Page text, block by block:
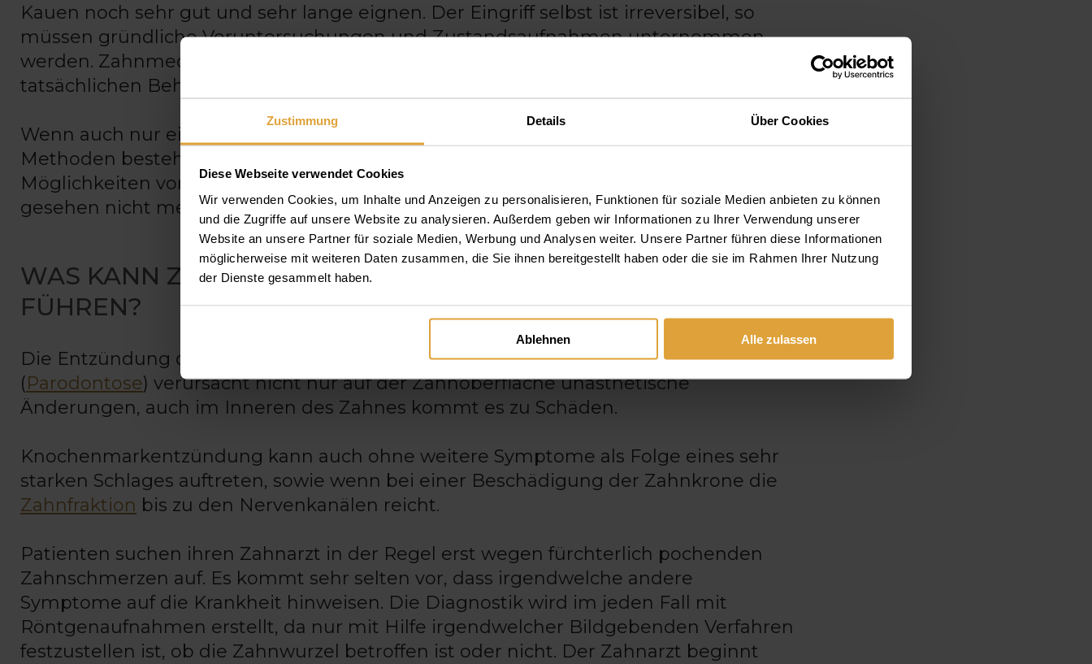
Zustimmung Details Über Cookies
Diese Webseite verwendet Cookies
Wir verwenden Cookies, um Inhalte und Anzeigen zu personalisieren, Funktionen für soziale Medien anbieten zu können
und die Zugriffe auf unsere Website zu analysieren. Außerdem geben wir Informationen zu Ihrer Verwendung unserer
Website an unsere Partner für soziale Medien, Werbung und Analysen weiter. Unsere Partner führen diese Informationen
möglicherweise mit weiteren Daten zusammen, die Sie ihnen bereitgestellt haben oder die sie im Rahmen Ihrer Nutzung
der Dienste gesammelt haben.
Ablehnen Alle zulassen
Kauen noch sehr gut und sehr lange eignen. Der Eingriff selbst ist irreversibel, so
müssen gründliche Voruntersuchungen und Zustandsaufnahmen unternommen
werden. Zahnmediziner beginnen nur eine gründliche Diagnose folgend mit der
tatsächlichen Behandlung.
Wenn auch nur eine geringe Chance für die Erhaltung der Zähne durch andere
Methoden besteht (zB. Zahnfüllung), müssen
Möglichkeiten vornehmen, da nach eine Wurzelbehandlung der Zahn technisch
gesehen nicht mehr als Teil des lebendigen Körpers anzusehen ist.
WAS KANN ZUR ENTZÜNDUNG DES KNOCHENMARKS
FÜHREN?
Die Entzündung des Knochenmarks wird meistens von Karies verursacht. Karies
(Parodontose) verursacht nicht nur auf der Zahnoberfläche unästhetische
Änderungen, auch im Inneren des Zahnes kommt es zu Schäden.
Knochenmarkentzündung kann auch ohne weitere Symptome als Folge eines sehr
starken Schlages auftreten, sowie wenn bei einer Beschädigung der Zahnkrone die
Zahnfraktion bis zu den Nervenkanälen reicht.
Patienten suchen ihren Zahnarzt in der Regel erst wegen fürchterlich pochenden
Zahnschmerzen auf. Es kommt sehr selten vor, dass irgendwelche andere
Symptome auf die Krankheit hinweisen. Die Diagnostik wird im jeden Fall mit
Röntgenaufnahmen erstellt, da nur mit Hilfe irgendwelcher Bildgebenden Verfahren
festzustellen ist, ob die Zahnwurzel betroffen ist oder nicht. Der Zahnarzt beginnt